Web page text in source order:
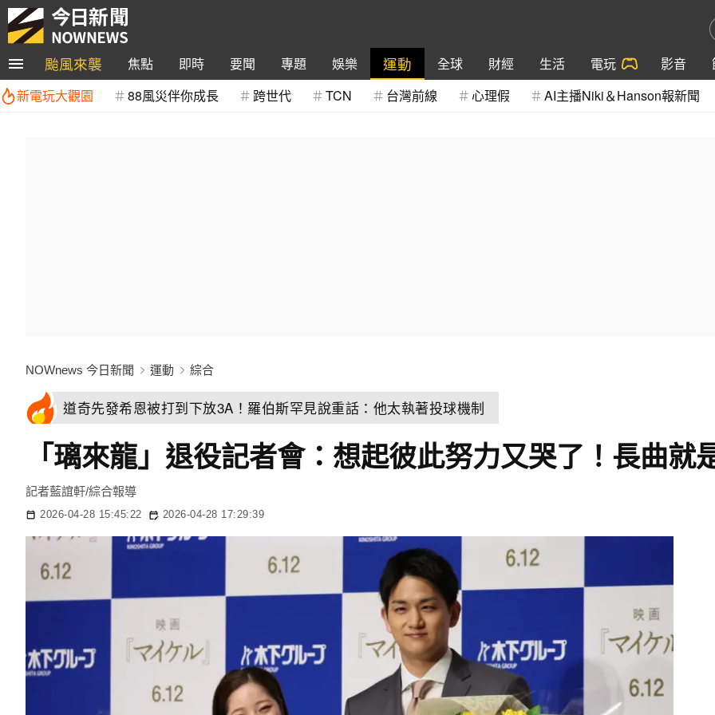
颱風來襲 焦點 即時 要聞 專題 娛樂 運動 全球 財經 生活 電玩 影音
新電玩大觀園
88風災伴你成長 跨世代 TCN 台灣前線 心理假 AI主播Niki＆Hanson報新聞
NOWnews 今日新聞 運動 綜合
道奇先發希恩被打到下放3A！羅伯斯罕見說重話：他太執著投球機制
「璃來龍」退役記者會：想起彼此努力又哭了！長曲就
記者藍誼軒/綜合報導
2026-04-28 15:45:22 2026-04-28 17:29:39